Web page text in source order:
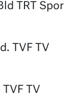
TRT Spor
TVF TV
TV